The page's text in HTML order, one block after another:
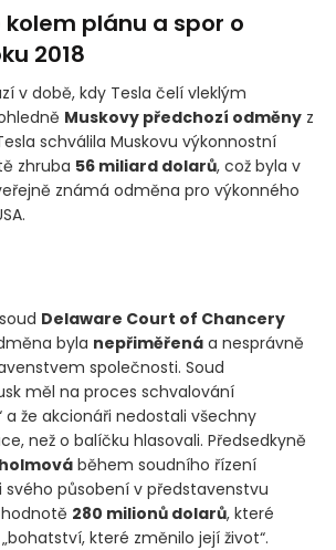
plánu a spor o
2018
v době, kdy Tesla čelí vleklým
Muskovy předchozí odměny z
schválila Muskovu výkonnostní
zhruba 56 miliard dolarů, což byla v
známá odměna pro výkonného
Delaware Court of Chancery
byla nepřiměřená a nesprávně
společnosti. Soud
měl na proces schvalování
a že akcionáři nedostali všechny
než o balíčku hlasovali. Předsedkyně
během soudního řízení
svého působení v představenstvu
280 milionů dolarů, které
které změnilo její život“.